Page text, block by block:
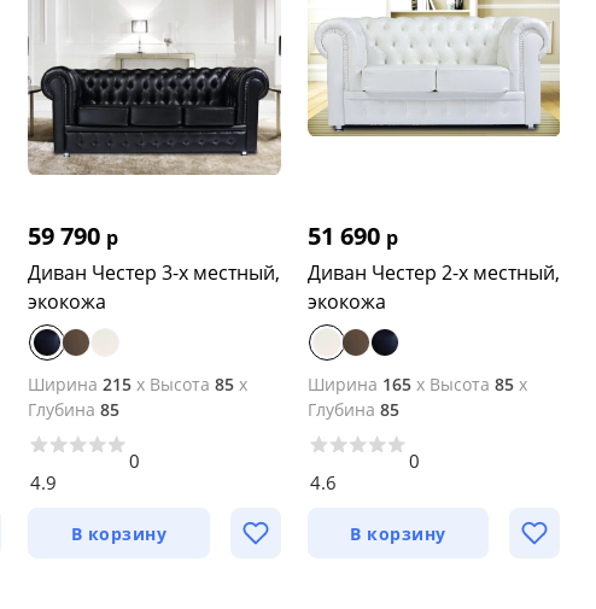
59 790 р
Диван Честер 3-х местный,
экокожа
Ширина 215 x Высота 85 x
Глубина 85
4.9
0
В корзину
51 690 р
Диван Честер 2-х местный,
экокожа
Ширина 165x Высота 85x
Глубина 85
4.6
0
В корзину